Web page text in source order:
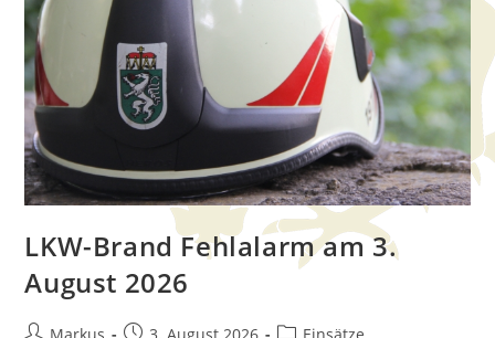
LKW-Brand Fehlalarm am 3.
August 2026